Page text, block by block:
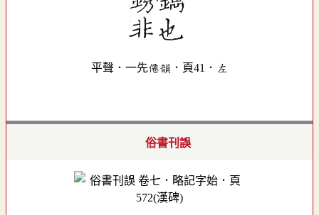
平聲．一先僊韻．頁41．左
俗書刊誤